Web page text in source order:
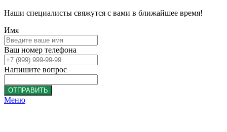
Наши специалисты свяжутся с вами в ближайшее время!
Имя
Ваш номер телефона
Напишите вопрос
ОТПРАВИТЬ
Меню